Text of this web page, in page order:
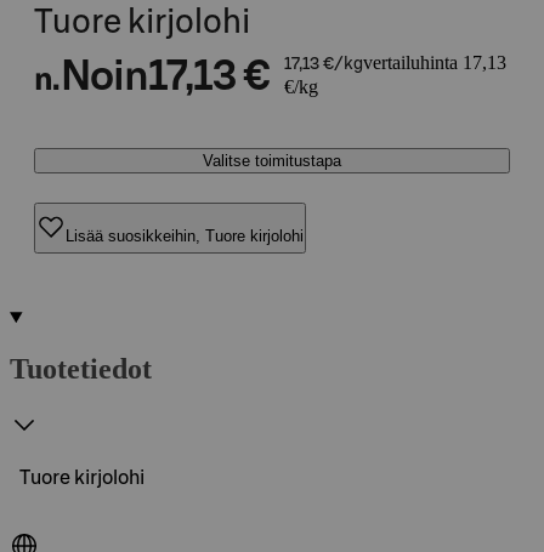
Tuore kirjolohi
n. Noin17,13 € 17,13 €/kgvertailuhinta 17,13
€/kg
Valitse toimitustapa
Lisää suosikkeihin, Tuore kirjolohi
Tuotetiedot
Tuore kirjolohi